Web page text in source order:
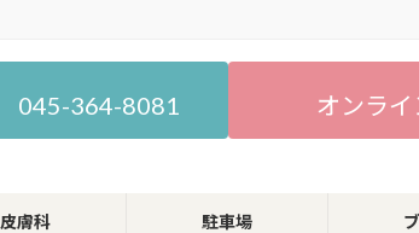
045-364-8081 オンラ
皮膚科 駐車場